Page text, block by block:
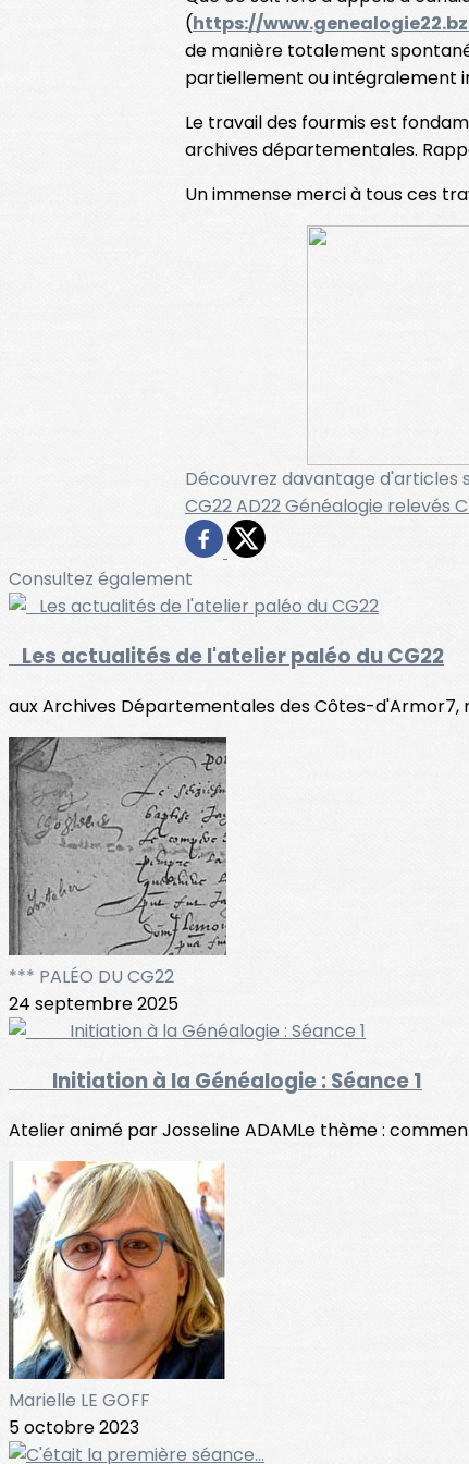
(https://
de manière totalement
partiellement ou intégralement
Le travail des fourmis est
archives départementales.
Un immense merci à tous ces
Découvrez davantage d'articles
CG22AD22Généalogie relevés
Consultez également
Les actualités de l'atelier paléo du CG22
aux Archives Départementales des Côtes-d'Armor7,
*** PALÉO DU CG22
24 septembre 2025
Initiation à la Généalogie : Séance 1
Atelier animé par Josseline ADAMLe thème :
Marielle LE GOFF
5 octobre 2023